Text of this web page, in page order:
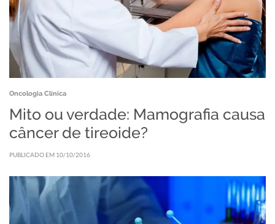
Oncologia Clínica
Mito ou verdade: Mamografia causa
câncer de tireoide?
PUBLICADO EM 10/10/2016